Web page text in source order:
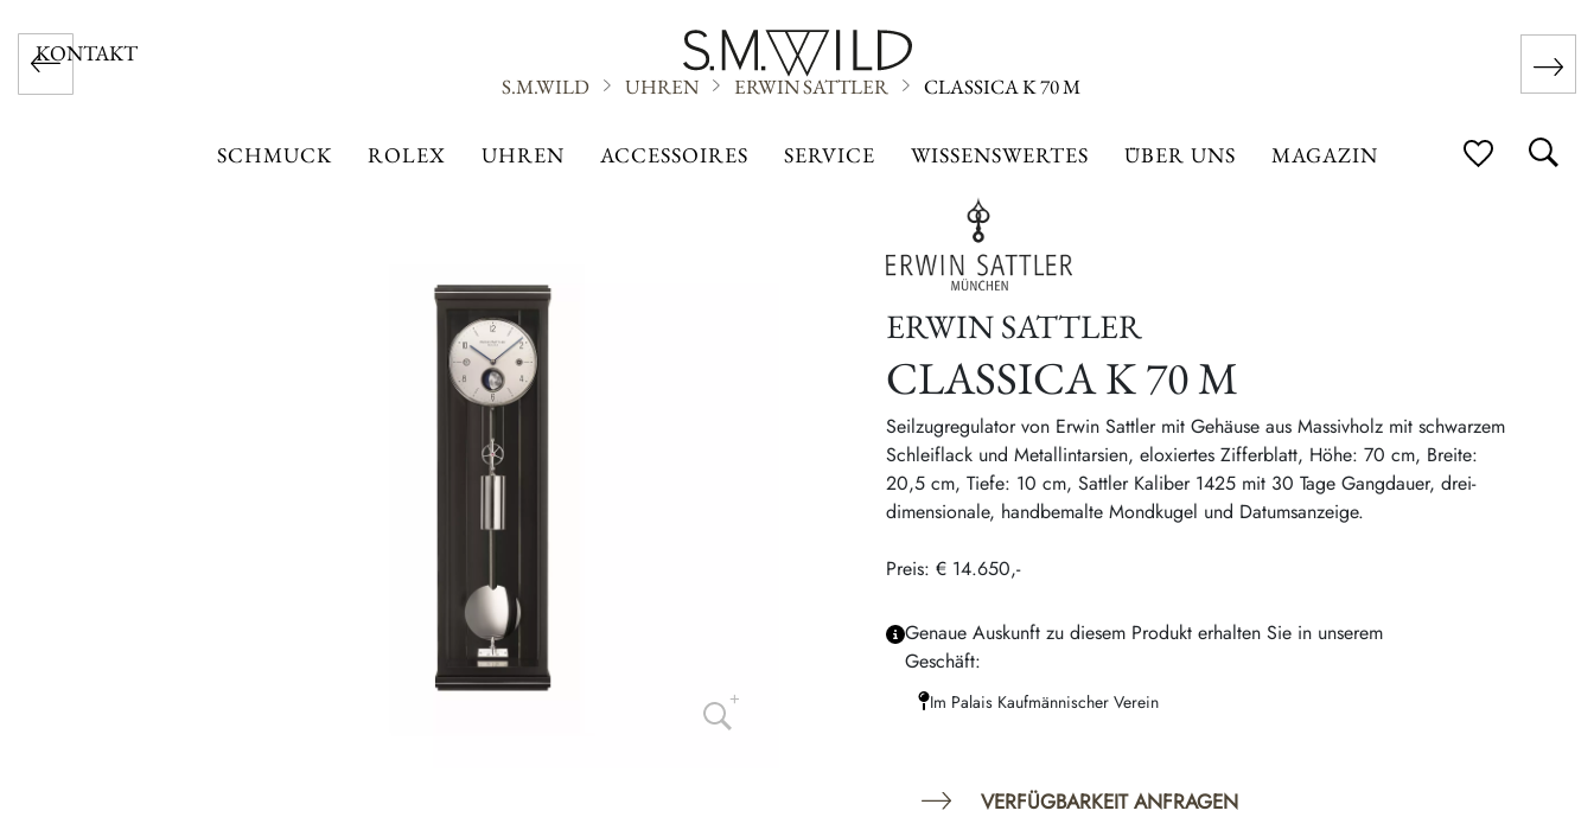
KONTAKT
SCHMUCK ROLEX UHREN ACCESSOIRES SERVICE WISSENSWERTES ÜBER UNS MAGAZIN
S.M.WILD UHREN ERWIN SATTLER CLASSICA K 70 M
ERWIN SATTLER
CLASSICA K 70 M
Seilzugregulator von Erwin Sattler mit Gehäuse aus Massivholz mit schwarzem
Schleiflack und Metallintarsien, eloxiertes Zifferblatt, Höhe: 70 cm, Breite:
20,5 cm, Tiefe: 10 cm, Sattler Kaliber 1425 mit 30 Tage Gangdauer, drei-
dimensionale, handbemalte Mondkugel und Datumsanzeige.
Preis: € 14.650,-
Genaue Auskunft zu diesem Produkt erhalten Sie in unserem
Geschäft:
Im Palais Kaufmännischer Verein
VERFÜGBARKEIT ANFRAGEN